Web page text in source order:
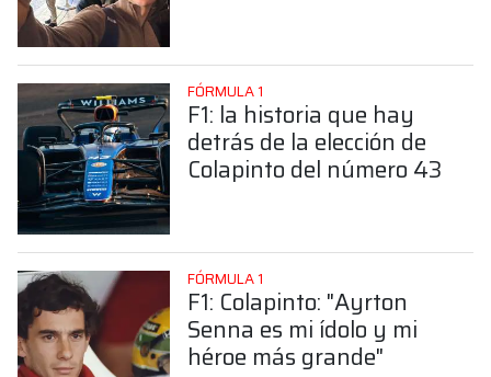
FÓRMULA 1
F1: la historia que hay
detrás de la elección de
Colapinto del número 43
FÓRMULA 1
F1: Colapinto: "Ayrton
Senna es mi ídolo y mi
héroe más grande"